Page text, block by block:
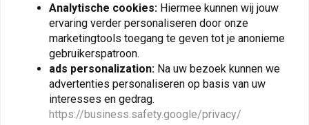
Abonneer
Bij vragen over je bestelling, levertijden,
Analytische cookies: Hiermee kunnen wij jouw
ervaring verder personaliseren door onze
marketingtools toegang te geven tot je anonieme
gebruikerspatroon.
ads personalization: Na uw bezoek kunnen we
advertenties personaliseren op basis van uw
interesses en gedrag.
https://business.safety.google/privacy/